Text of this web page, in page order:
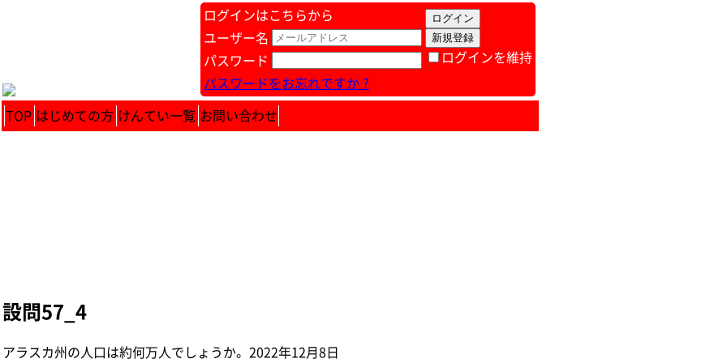
ログインはこちらから
ログインを維持
ユーザー名
パスワード
パスワードをお忘れですか ?
TOP はじめての方 けんてい一覧 お問い合わせ
設問57_4
アラスカ州の人口は約何万人でしょうか。 2022年12月8日